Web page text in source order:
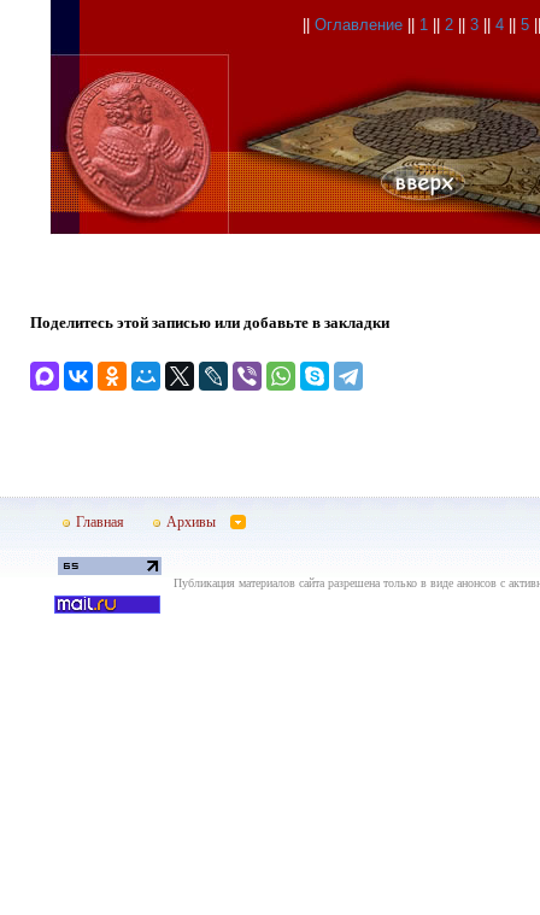
||Оглавление 1 2 ||3 ||4 ||5
Поделитесь этой записью или добавьте в закладки
Главная Архивы
Публикация материалов сайта разрешена только в виде анонсов с